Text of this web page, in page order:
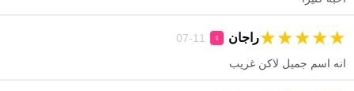
راجان ♀
11-07 ★
★
★
★
★
انه اسم جميل لاكن غريب